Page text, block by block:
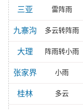
三亚 雷阵雨
九寨沟 多云转阵雨
大理 阵雨转小雨
张家界 小雨
桂林 多云